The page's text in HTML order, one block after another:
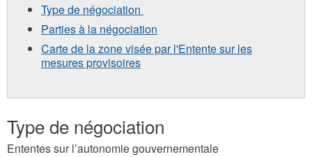
Type de négociation
Parties à la négociation
Carte de la zone visée par l'Entente sur les
mesures provisoires
Type de négociation
Ententes sur l’autonomie gouvernementale